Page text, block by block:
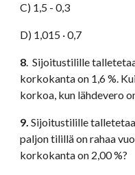
C) 1,5 - 0,3
D) 1,015 · 0,7
8.  Sijoitustilille
korkokanta on 1,6 %.
korkoa, kun lähdevero
9. Sijoitustilille
paljon tilillä on rahaa
korkokanta on 2,00 %?